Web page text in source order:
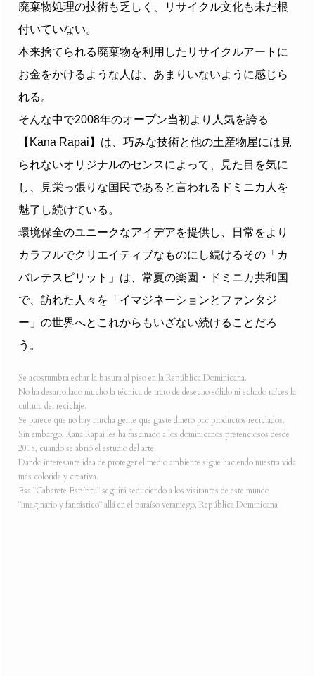
廃棄物処理の技術も乏しく、リサイクル文化も未だ根
付いていない。
本来捨てられる廃棄物を利用したリサイクルアートに
お金をかけるような人は、あまりいないように感じら
れる。
そんな中で2008年のオープン当初より人気を誇る
【Kana Rapai】は、巧みな技術と他の土産物屋には見
られないオリジナルのセンスによって、見た目を気に
し、見栄っ張りな国民であると言われるドミニカ人を
魅了し続けている。
環境保全のユニークなアイデアを提供し、日常をより
カラフルでクリエイティブなものにし続けるその「カ
バレテスピリット」は、常夏の楽園・ドミニカ共和国
で、訪れた人々を「イマジネーションとファンタジ
ー」の世界へとこれからもいざない続けることだろ
う。
Se acostumbra echar la basura al piso en la República Dominicana.
No ha desarrollado mucho la técnica de trato de desecho sólido ni echado raíces la
cultura del reciclaje.
Se parece que no hay mucha gente que gaste dinero por productos reciclados.
Sin embargo, Kana Rapai les ha fascinado a los dominicanos pretenciosos desde
2008, cuando se abrió el estudio del arte.
Dando interesante idea de proteger el medio ambiente sigue haciendo nuestra vida
más colorida y creativa.
Esa ¨Cabarete Espíritu¨ seguirá seduciendo a los visitantes de este mundo
¨imaginario y fantástico¨ allá en el paraíso veraniego, República Dominicana